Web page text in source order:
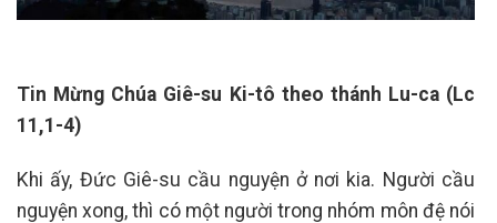
Tin Mừng Chúa Giê-su Ki-tô theo thánh Lu-ca (Lc
11,1-4)
Khi ấy, Đức Giê-su cầu nguyện ở nơi kia. Người cầu
nguyện xong, thì có một người trong nhóm môn đệ nói